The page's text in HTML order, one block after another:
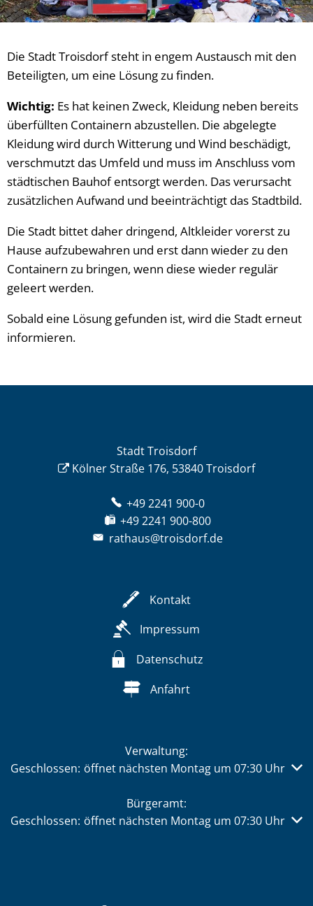
Die Stadt Troisdorf steht in engem Austausch mit den
Beteiligten, um eine Lösung zu finden.
Wichtig: Es hat keinen Zweck, Kleidung neben bereits
überfüllten Containern abzustellen. Die abgelegte
Kleidung wird durch Witterung und Wind beschädigt,
verschmutzt das Umfeld und muss im Anschluss vom
städtischen Bauhof entsorgt werden. Das verursacht
zusätzlichen Aufwand und beeinträchtigt das Stadtbild.
Die Stadt bittet daher dringend, Altkleider vorerst zu
Hause aufzubewahren und erst dann wieder zu den
Containern zu bringen, wenn diese wieder regulär
geleert werden.
Sobald eine Lösung gefunden ist, wird die Stadt erneut
informieren.
Stadt Troisdorf
Kölner Straße 176, 53840 Troisdorf
+49 2241 900-0
+49 2241 900-800
rathaus@troisdorf.de
Kontakt
Impressum
Datenschutz
Anfahrt
Verwaltung:
Klicken, um weitere Öffnungs- oder Schließzeiten
Geschlossen: öffnet nächsten Montag um 07:30 Uhr
Bürgeramt:
Klicken, um weitere Öffnungs- oder Schließzeiten
Geschlossen: öffnet nächsten Montag um 07:30 Uhr